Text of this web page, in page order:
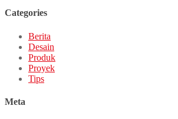
Categories
Berita
Desain
Produk
Proyek
Tips
Meta